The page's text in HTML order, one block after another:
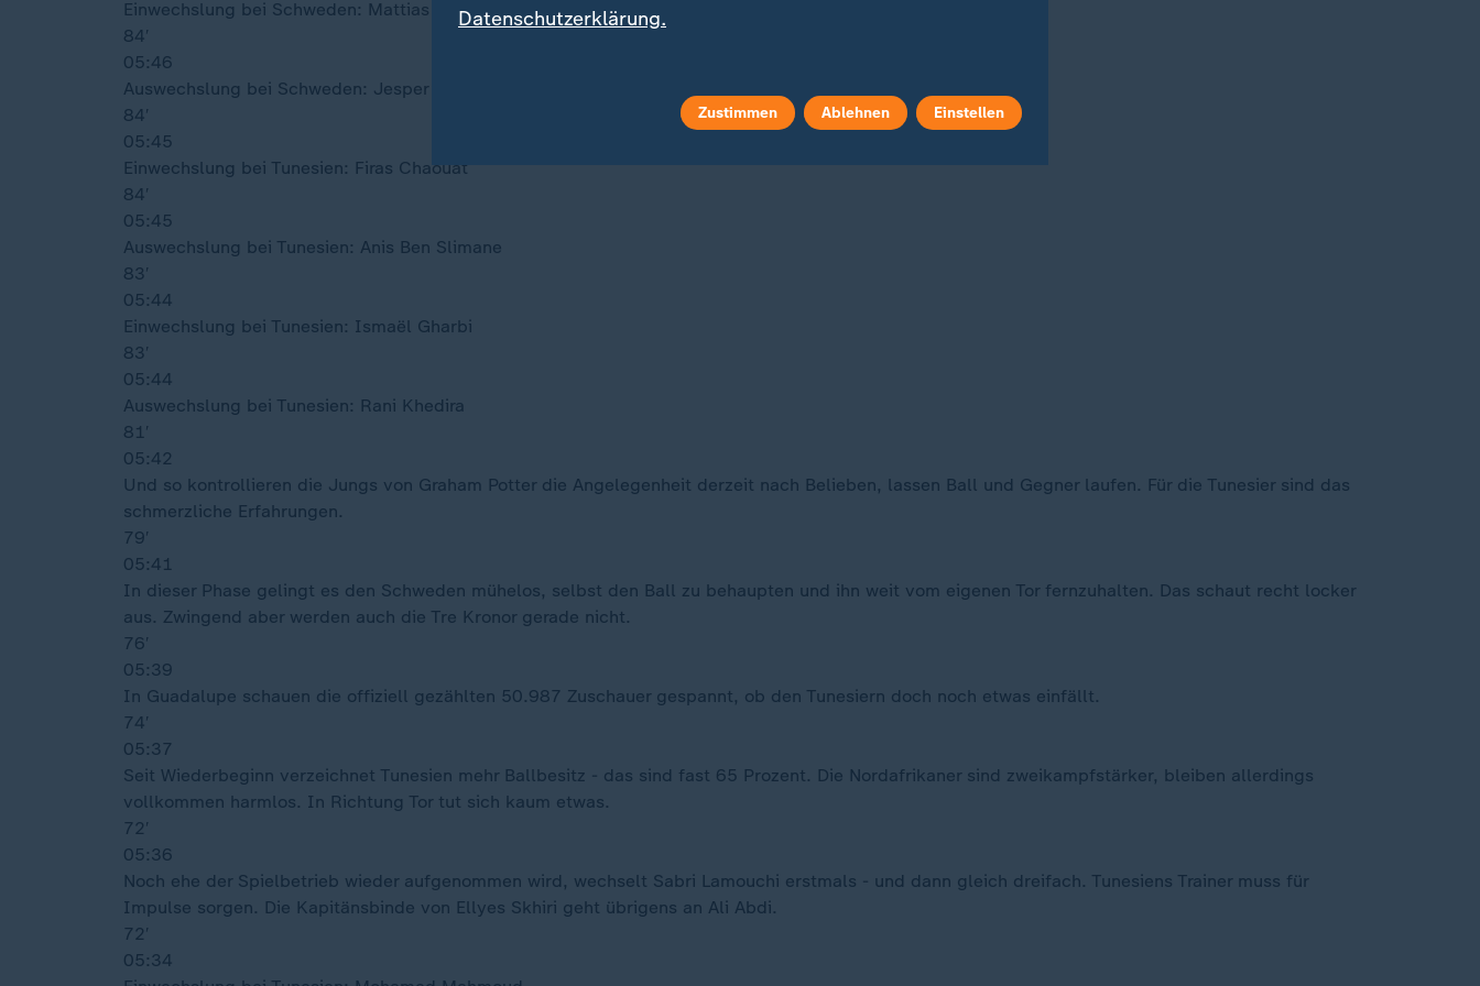
Einwechslung bei Schweden: Mattias Svanberg
84′
05:46
Auswechslung bei Schweden: Jesper Karlström
84′
05:45
Einwechslung bei Tunesien: Firas Chaouat
84′
05:45
Auswechslung bei Tunesien: Anis Ben Slimane
83′
05:44
Einwechslung bei Tunesien: Ismaël Gharbi
83′
05:44
Auswechslung bei Tunesien: Rani Khedira
81′
05:42
Und so kontrollieren die Jungs von Graham Potter die Angelegenheit derzeit nach Belieben, lassen Ball und Gegner laufen. Für die Tunesier sind das
schmerzliche Erfahrungen.
79′
05:41
In dieser Phase gelingt es den Schweden mühelos, selbst den Ball zu behaupten und ihn weit vom eigenen Tor fernzuhalten. Das schaut recht locker
aus. Zwingend aber werden auch die Tre Kronor gerade nicht.
76′
05:39
In Guadalupe schauen die offiziell gezählten 50.987 Zuschauer gespannt, ob den Tunesiern doch noch etwas einfällt.
74′
05:37
Seit Wiederbeginn verzeichnet Tunesien mehr Ballbesitz - das sind fast 65 Prozent. Die Nordafrikaner sind zweikampfstärker, bleiben allerdings
vollkommen harmlos. In Richtung Tor tut sich kaum etwas.
72′
05:36
Noch ehe der Spielbetrieb wieder aufgenommen wird, wechselt Sabri Lamouchi erstmals - und dann gleich dreifach. Tunesiens Trainer muss für
Impulse sorgen. Die Kapitänsbinde von Ellyes Skhiri geht übrigens an Ali Abdi.
72′
05:34
Datenschutzerklärung.
Zustimmen Ablehnen Einstellen